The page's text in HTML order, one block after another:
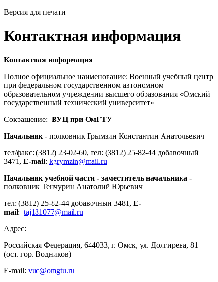
Версия для печати
Контактная информация
Контактная информация
Полное официальное наименование: Военный учебный центр
при федеральном государственном автономном
образовательном учреждении высшего образования «Омский
государственный технический университет»
Сокращение: ВУЦ при ОмГТУ
Начальник - полковник Грымзин Константин Анатольевич
тел/факс: (3812) 23-02-60, тел: (3812) 25-82-44 добавочный
3471, E-mail: kgrymzin@mail.ru
Начальник учебной части - заместитель начальника -
полковник Тенчурин Анатолий Юрьевич
тел: (3812) 25-82-44 добавочный 3481, E-
mail: taj181077@mail.ru
Адрес:
Российская Федерация, 644033, г. Омск, ул. Долгирева, 81
(ост. гор. Водников)
E-mail: vuc@omgtu.ru